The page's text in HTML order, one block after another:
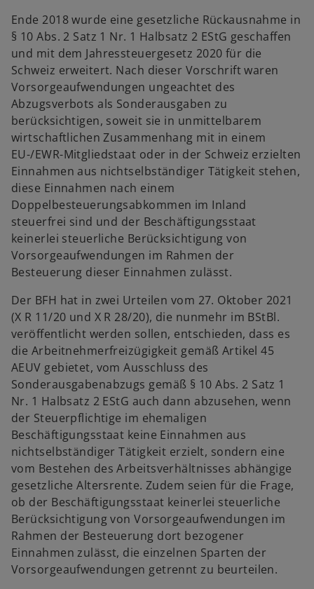
Ende 2018 wurde eine gesetzliche Rückausnahme in
§ 10 Abs. 2 Satz 1 Nr. 1 Halbsatz 2 EStG geschaffen
und mit dem Jahressteuergesetz 2020 für die
Schweiz erweitert. Nach dieser Vorschrift waren
Vorsorgeaufwendungen ungeachtet des
Abzugsverbots als Sonderausgaben zu
berücksichtigen, soweit sie in unmittelbarem
wirtschaftlichen Zusammenhang mit in einem
EU-/EWR-Mitgliedstaat oder in der Schweiz erzielten
Einnahmen aus nichtselbständiger Tätigkeit stehen,
diese Einnahmen nach einem
Doppelbesteuerungsabkommen im Inland
steuerfrei sind und der Beschäftigungsstaat
keinerlei steuerliche Berücksichtigung von
Vorsorgeaufwendungen im Rahmen der
Besteuerung dieser Einnahmen zulässt.
Der BFH hat in zwei Urteilen vom 27. Oktober 2021
(X R 11/20 und X R 28/20), die nunmehr im BStBl.
veröffentlicht werden sollen, entschieden, dass es
die Arbeitnehmerfreizügigkeit gemäß Artikel 45
AEUV gebietet, vom Ausschluss des
Sonderausgabenabzugs gemäß § 10 Abs. 2 Satz 1
Nr. 1 Halbsatz 2 EStG auch dann abzusehen, wenn
der Steuerpflichtige im ehemaligen
Beschäftigungsstaat keine Einnahmen aus
nichtselbständiger Tätigkeit erzielt, sondern eine
vom Bestehen des Arbeitsverhältnisses abhängige
gesetzliche Altersrente. Zudem seien für die Frage,
ob der Beschäftigungsstaat keinerlei steuerliche
Berücksichtigung von Vorsorgeaufwendungen im
Rahmen der Besteuerung dort bezogener
Einnahmen zulässt, die einzelnen Sparten der
Vorsorgeaufwendungen getrennt zu beurteilen.